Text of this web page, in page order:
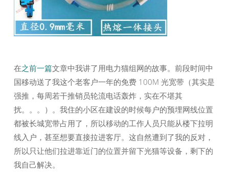
在之前一篇文章中我讲了用电力猫组网的故事。前段时间中
国移动送了我这个老客户一年的免费 100M 光宽带（其实是
强推，每周若干推销员轮流电话轰炸，实在不堪其
扰。。。）。我住的小区在建设的时候每户的预埋网线位置
都被长城宽带占用了，所以移动的工作人员只能从楼下拉明
线入户，甚至想要直接拉进客厅。这自然遭到了我的反对，
所以只让他们拉进靠近门的位置并留下光猫等设备，剩下的
我自己解决。